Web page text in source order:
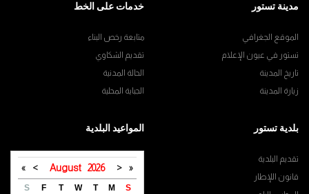
مدينة تستور
الموقع الجغرافي
تستور في عيون الإعلام
تاريخ المدينة
زيارة المدينة
خدمات على الخط
متابعة رخص البناء
تقديم الشكاوي
الحالة المدنية
الجباية المحلية
بلدية تستور
تقديم البلدية
قانون اللإطار
المواعيد البلدية
«
<
August 2026
>
»
S
M
T
W
T
F
S